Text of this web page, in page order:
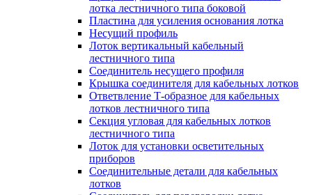
лотка лестничного типа боковой
Пластина для усиления основания лотка
Несущий профиль
Лоток вертикальный кабельный
лестничного типа
Соединитель несущего профиля
Крышка соединителя для кабельных лотков
Ответвление Т-образное для кабельных
лотков лестничного типа
Секция угловая для кабельных лотков
лестничного типа
Лоток для установки осветительных
приборов
Соединительные детали для кабельных
лотков